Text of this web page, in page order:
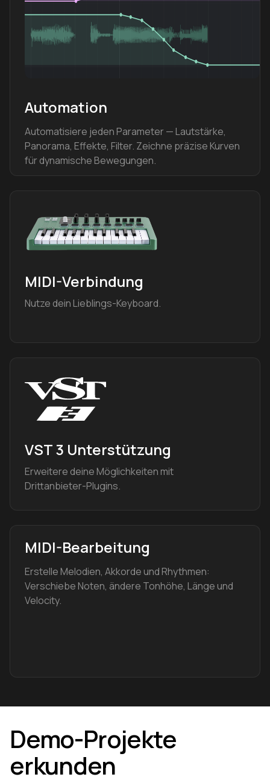
Automation
Automatisiere jeden Parameter — Lautstärke,
Panorama, Effekte, Filter. Zeichne präzise Kurven
für dynamische Bewegungen.
MIDI-Verbindung
Nutze dein Lieblings-Keyboard.
VST 3 Unterstützung
Erweitere deine Möglichkeiten mit
Drittanbieter-Plugins.
MIDI-Bearbeitung
Erstelle Melodien, Akkorde und Rhythmen:
Verschiebe Noten, ändere Tonhöhe, Länge und
Velocity.
Demo-Projekte
erkunden